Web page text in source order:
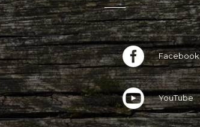
Facebook
YouTube